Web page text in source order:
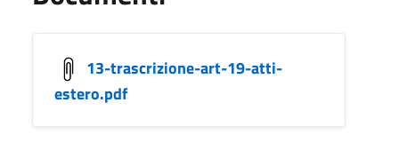
13-trascrizione-art-19-atti-
estero.pdf